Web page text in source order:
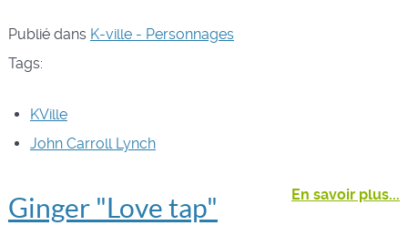
Publié dans K-ville - Personnages
Tags:
KVille
John Carroll Lynch
En savoir plus...
Ginger "Love tap"